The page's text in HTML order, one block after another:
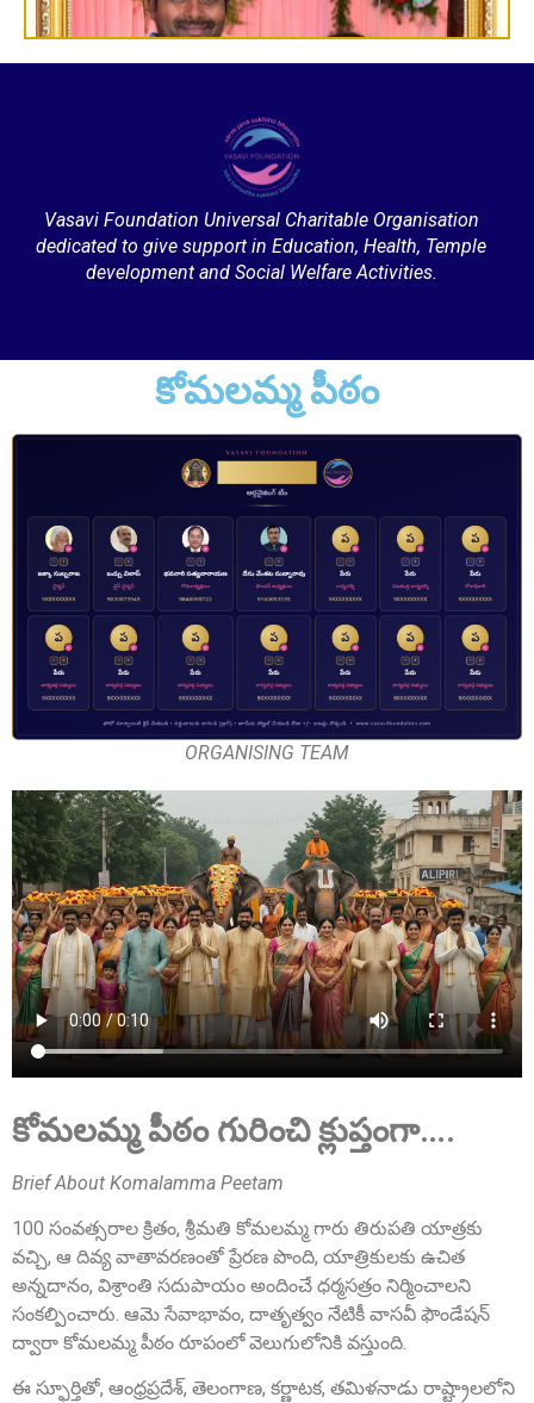
Sri Desu Ramesh Babu & Smt. Padmavathi
Sri Pulavarthi Ramakrishna Rao
Founder Donor, Malkajgiri, Telangana
Founder Donor & TG State Secretary, Hyderabad
Smt. Grandhi Sailaja
Founder Donor, USA
Sri Grandhi Anil
Vasavi Foundation Universal Charitable Organisation
dedicated to give support in Education, Health, Temple
development and Social Welfare Activities.
కోమలమ్మ పీఠం
ORGANISING TEAM
కోమలమ్మ పీఠం గురించి క్లుప్తంగా….
Brief About Komalamma Peetam
100 సంవత్సరాల క్రితం, శ్రీమతి కోమలమ్మ గారు తిరుపతి యాత్రకు
వచ్చి, ఆ దివ్య వాతావరణంతో ప్రేరణ పొంది, యాత్రికులకు ఉచిత
అన్నదానం, విశ్రాంతి సదుపాయం అందించే ధర్మసత్రం నిర్మించాలని
సంకల్పించారు. ఆమె సేవాభావం, దాతృత్వం నేటికీ వాసవీ ఫౌండేషన్
ద్వారా కోమలమ్మ పీఠం రూపంలో వెలుగులోనికి వస్తుంది.
ఈ స్ఫూర్తితో, ఆంధ్రప్రదేశ్, తెలంగాణ, కర్ణాటక, తమిళనాడు రాష్ట్రాలలోని